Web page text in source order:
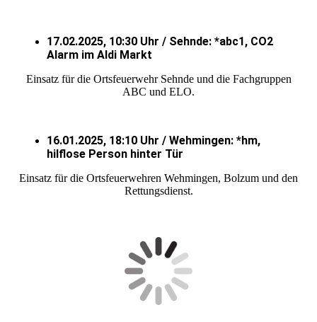
17.02.2025, 10:30 Uhr / Sehnde: *abc1, CO2
Alarm im Aldi Markt
Einsatz für die Ortsfeuerwehr Sehnde und die Fachgruppen
ABC und ELO.
16.01.2025, 18:10 Uhr / Wehmingen: *hm,
hilflose Person hinter Tür
Einsatz für die Ortsfeuerwehren Wehmingen, Bolzum und den
Rettungsdienst.